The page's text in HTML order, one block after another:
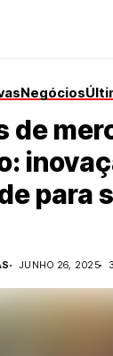
Negócios
de
para
JUNHO 26, 2025